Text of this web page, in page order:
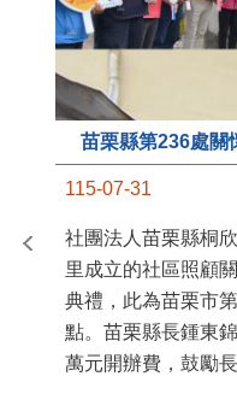
苗栗縣第236處關
115-07-31
社團法人苗栗縣桐
里成立的社區照顧
典禮，此為苗栗市
點。苗栗縣長鍾東
萬元開辦費，鼓勵